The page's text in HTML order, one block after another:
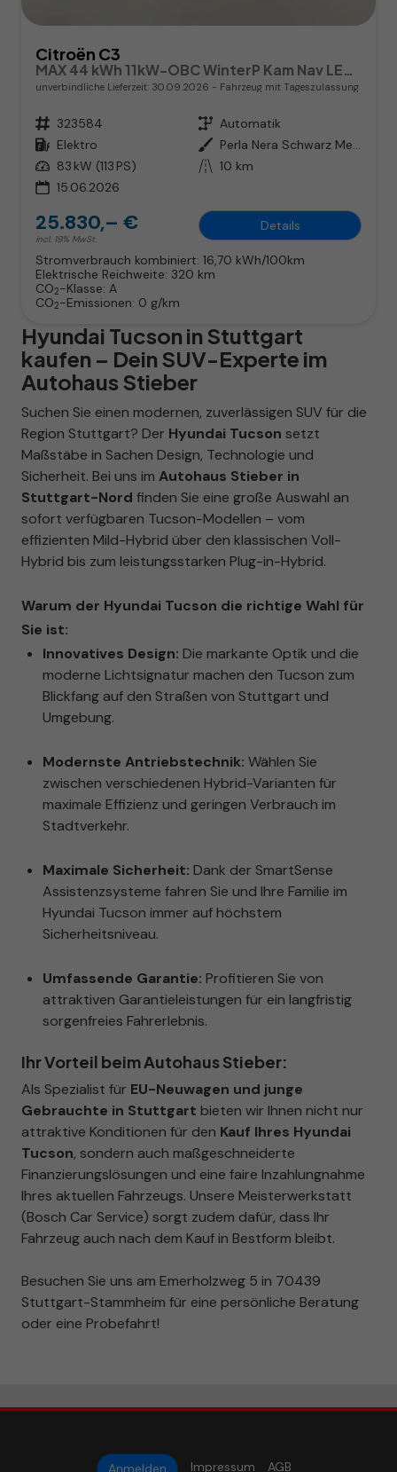
Citroën C3
unverbindliche Lieferzeit: 30.09.2026 Fahrzeug mit Tageszulassung
Fahrzeugnr. 323584 Getriebe Automatik
Kraftstoff Elektro Außenfarbe
Perla Nera Schwarz Metallic
Leistung 83 kW (113 PS) Kilometerstand 10 km
15.06.2026
25.830,– €
incl. 19% MwSt.
Details
Stromverbrauch kombiniert: 16,70 kWh/100km
Elektrische Reichweite: 320 km
CO2-Klasse: A
CO2-Emissionen: 0 g/km
Hyundai Tucson in Stuttgart
kaufen – Dein SUV-Experte im
Autohaus Stieber
Suchen Sie einen modernen, zuverlässigen SUV für die
Region Stuttgart? Der Hyundai Tucson setzt
Maßstäbe in Sachen Design, Technologie und
Sicherheit. Bei uns im Autohaus Stieber in
Stuttgart-Nord finden Sie eine große Auswahl an
sofort verfügbaren Tucson-Modellen – vom
effizienten Mild-Hybrid über den klassischen Voll-
Hybrid bis zum leistungsstarken Plug-in-Hybrid.
Warum der Hyundai Tucson die richtige Wahl für
Sie ist:
Innovatives Design: Die markante Optik und die
moderne Lichtsignatur machen den Tucson zum
Blickfang auf den Straßen von Stuttgart und
Umgebung.
Modernste Antriebstechnik: Wählen Sie
zwischen verschiedenen Hybrid-Varianten für
maximale Effizienz und geringen Verbrauch im
Stadtverkehr.
Maximale Sicherheit: Dank der SmartSense
Assistenzsysteme fahren Sie und Ihre Familie im
Hyundai Tucson immer auf höchstem
Sicherheitsniveau.
Umfassende Garantie: Profitieren Sie von
attraktiven Garantieleistungen für ein langfristig
sorgenfreies Fahrerlebnis.
Ihr Vorteil beim Autohaus Stieber:
Als Spezialist für EU-Neuwagen und junge
Gebrauchte in Stuttgart bieten wir Ihnen nicht nur
attraktive Konditionen für den Kauf Ihres Hyundai
Tucson, sondern auch maßgeschneiderte
Finanzierungslösungen und eine faire Inzahlungnahme
Ihres aktuellen Fahrzeugs. Unsere Meisterwerkstatt
(Bosch Car Service) sorgt zudem dafür, dass Ihr
Fahrzeug auch nach dem Kauf in Bestform bleibt.
Besuchen Sie uns am Emerholzweg 5 in 70439
Stuttgart-Stammheim für eine persönliche Beratung
oder eine Probefahrt!
Anmelden Impressum AGB